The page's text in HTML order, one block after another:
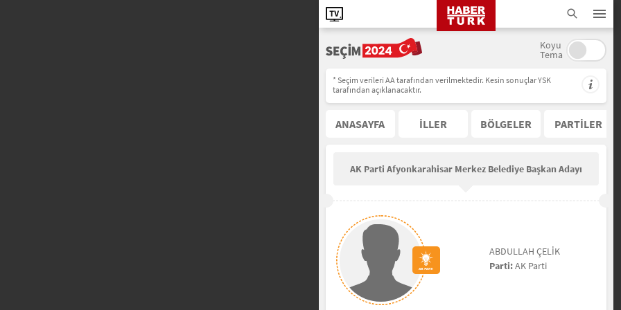
Koyu
Tema
* Seçim verileri AA tarafından verilmektedir. Kesin sonuçlar YSK
tarafından açıklanacaktır.
ANASAYFA İLLER BÖLGELER PARTİLER
AK Parti Afyonkarahisar Merkez Belediye Başkan Adayı
ABDULLAH ÇELİK
Parti:AK Parti